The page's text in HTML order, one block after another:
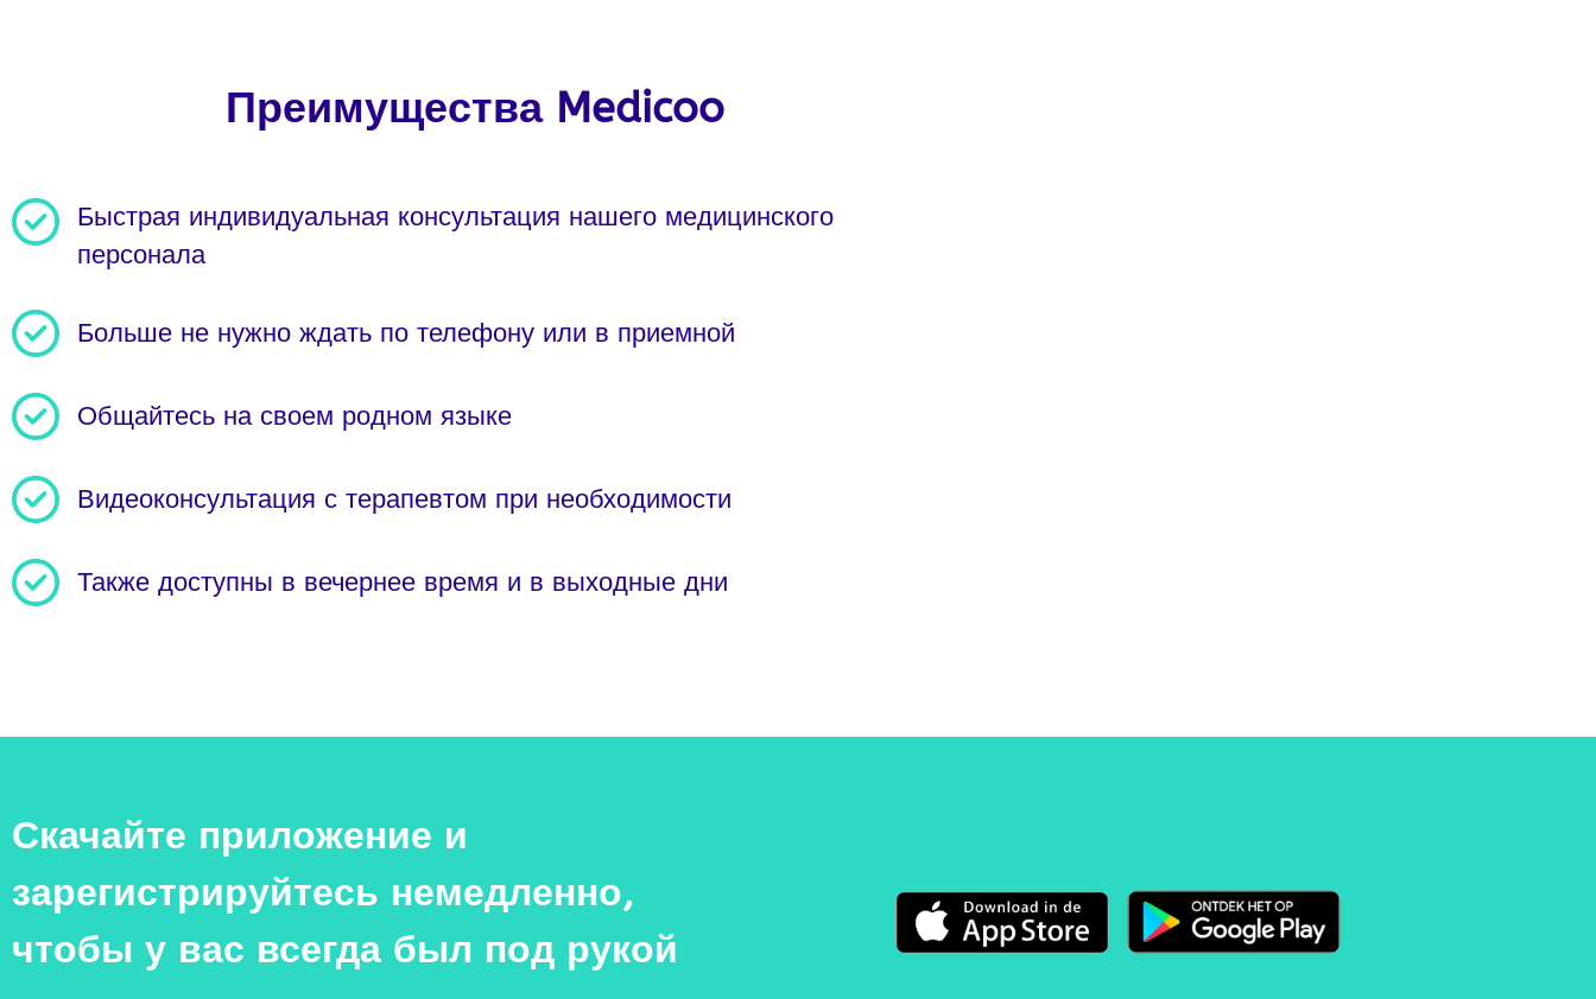
Преимущества Medicoo
Быстрая индивидуальная консультация нашего медицинского
персонала
Больше не нужно ждать по телефону или в приемной
Общайтесь на своем родном языке
Видеоконсультация с терапевтом при необходимости
Также доступны в вечернее время и в выходные дни
Скачайте приложение и
зарегистрируйтесь немедленно,
чтобы у вас всегда был под рукой